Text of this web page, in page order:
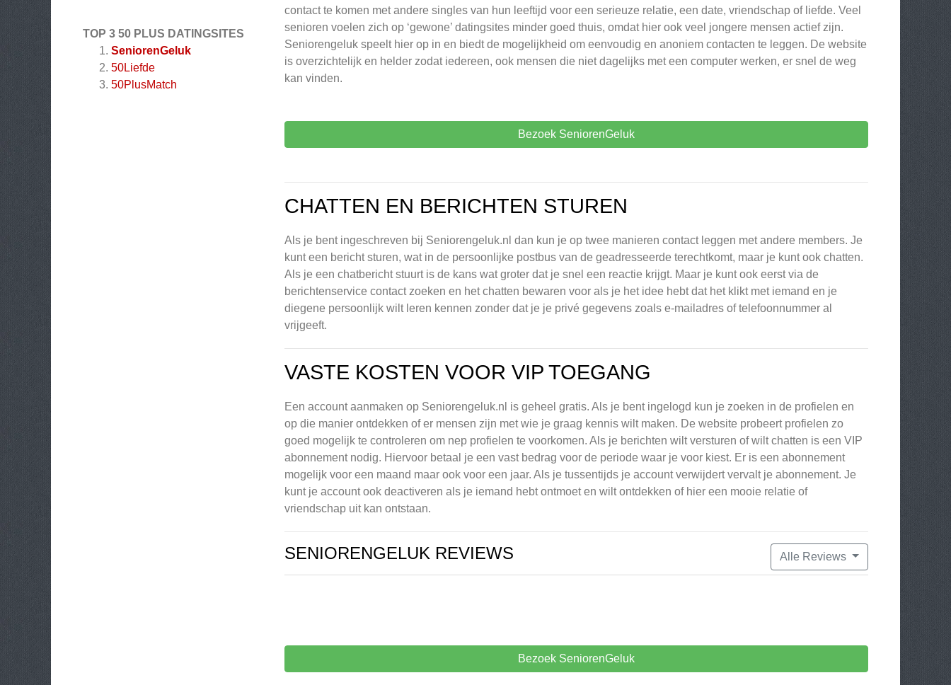
TOP 3 50 PLUS DATINGSITES
SeniorenGeluk
50Liefde
50PlusMatch
contact te komen met andere singles van hun leeftijd voor een serieuze relatie, een date, vriendschap of liefde. Veel
senioren voelen zich op ‘gewone’ datingsites minder goed thuis, omdat hier ook veel jongere mensen actief zijn.
Seniorengeluk speelt hier op in en biedt de mogelijkheid om eenvoudig en anoniem contacten te leggen. De website
is overzichtelijk en helder zodat iedereen, ook mensen die niet dagelijks met een computer werken, er snel de weg
kan vinden.
Bezoek SeniorenGeluk
CHATTEN EN BERICHTEN STUREN
Als je bent ingeschreven bij Seniorengeluk.nl dan kun je op twee manieren contact leggen met andere members. Je
kunt een bericht sturen, wat in de persoonlijke postbus van de geadresseerde terechtkomt, maar je kunt ook chatten.
Als je een chatbericht stuurt is de kans wat groter dat je snel een reactie krijgt. Maar je kunt ook eerst via de
berichtenservice contact zoeken en het chatten bewaren voor als je het idee hebt dat het klikt met iemand en je
diegene persoonlijk wilt leren kennen zonder dat je je privé gegevens zoals e-mailadres of telefoonnummer al
vrijgeeft.
VASTE KOSTEN VOOR VIP TOEGANG
Een account aanmaken op Seniorengeluk.nl is geheel gratis. Als je bent ingelogd kun je zoeken in de profielen en
op die manier ontdekken of er mensen zijn met wie je graag kennis wilt maken. De website probeert profielen zo
goed mogelijk te controleren om nep profielen te voorkomen. Als je berichten wilt versturen of wilt chatten is een VIP
abonnement nodig. Hiervoor betaal je een vast bedrag voor de periode waar je voor kiest. Er is een abonnement
mogelijk voor een maand maar ook voor een jaar. Als je tussentijds je account verwijdert vervalt je abonnement. Je
kunt je account ook deactiveren als je iemand hebt ontmoet en wilt ontdekken of hier een mooie relatie of
vriendschap uit kan ontstaan.
Alle Reviews
SENIORENGELUK REVIEWS
Bezoek SeniorenGeluk